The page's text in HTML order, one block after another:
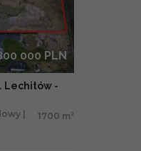
000 PLN
Lechitów -
|
1700 m 2